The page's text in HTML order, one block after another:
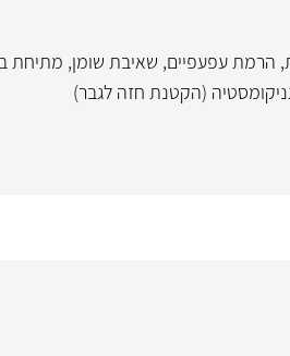
, הרמת עפעפיים, שאיבת שומן, מתיחת
(הקטנת חזה לגבר)